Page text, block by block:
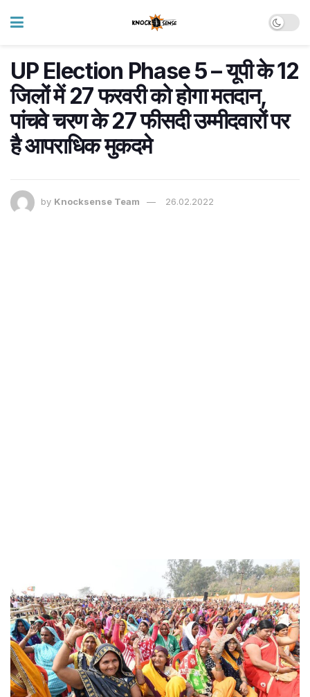
UP Election Phase 5 – यूपी के 12
जिलों में 27 फरवरी को होगा मतदान,
पांचवे चरण के 27 फीसदी उम्मीदवारों पर
है आपराधिक मुकदमे
by Knocksense Team 26.02.2022